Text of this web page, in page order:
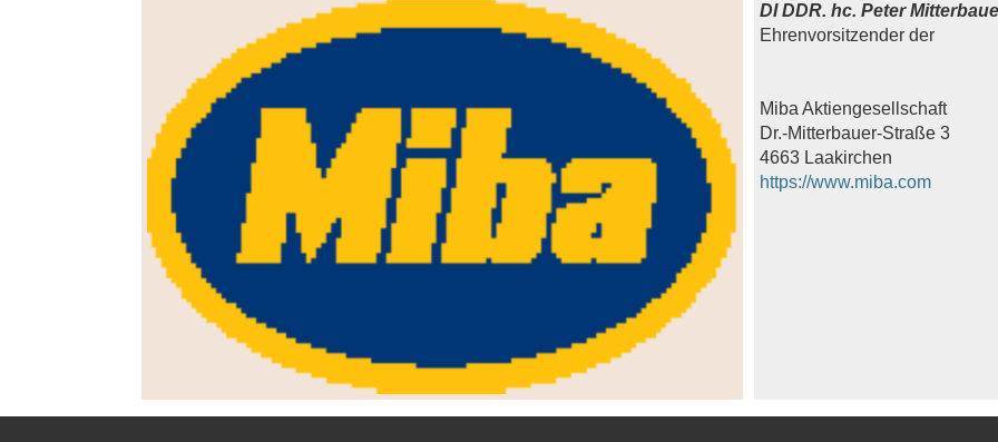
DI DDR. hc. Peter
Ehrenvorsitzender der
Miba Aktiengesellschaft
Dr.-Mitterbauer-Straße 3
4663 Laakirchen
https://www.miba.com